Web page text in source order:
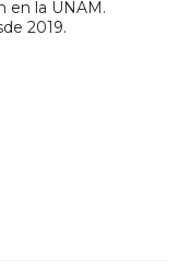
en la UNAM.
2019.